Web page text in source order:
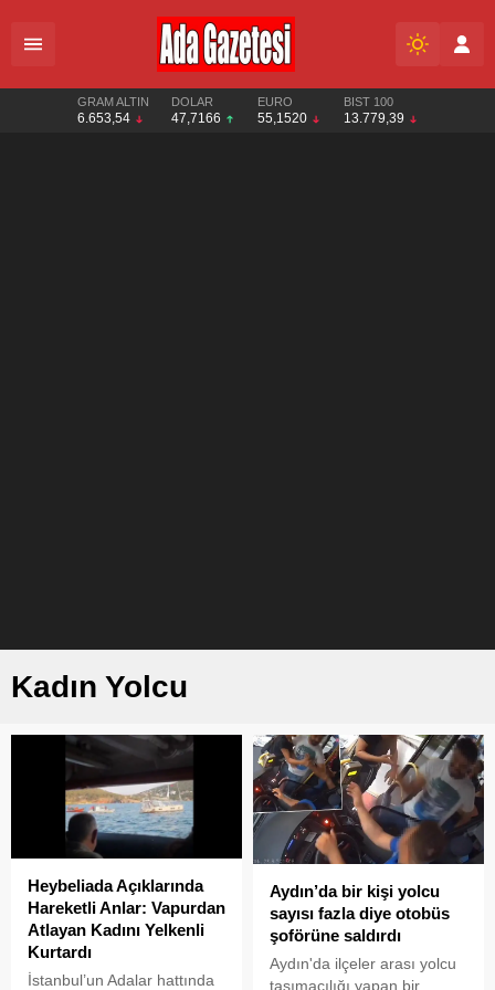
GRAM ALTIN
6.653,54
DOLAR
47,7166
EURO
55,1520
BIST 100
13.779,39
Kadın Yolcu
Heybeliada Açıklarında
Hareketli Anlar: Vapurdan
Atlayan Kadını Yelkenli
Kurtardı
İstanbul’un Adalar hattında
Aydın’da bir kişi yolcu
sayısı fazla diye otobüs
şoförüne saldırdı
Aydın'da ilçeler arası yolcu
taşımacılığı yapan bir